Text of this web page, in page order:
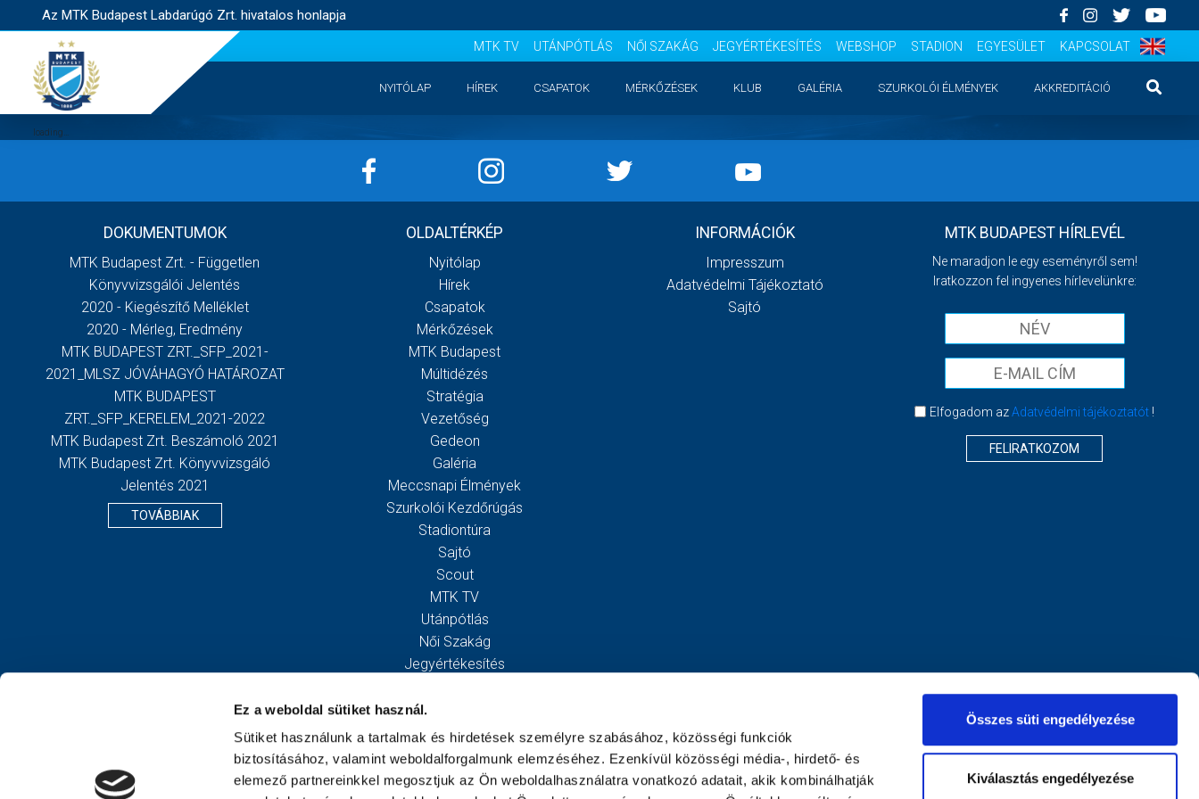
Ez a weboldal sütiket használ.
Sütiket használunk a tartalmak és hirdetések személyre szabásához, közösségi funkciók
biztosításához, valamint weboldalforgalmunk elemzéséhez. Ezenkívül közösségi média-, hirdető- és
elemező partnereinkkel megosztjuk az Ön weboldalhasználatra vonatkozó adatait, akik kombinálhatják
Összes süti engedélyezése
Kiválasztás engedélyezése
Az MTK Budapest Labdarúgó Zrt. hivatalos honlapja
MTK TV UTÁNPÓTLÁS NŐI SZAKÁG JEGYÉRTÉKESÍTÉS WEBSHOP STADION EGYESÜLET KAPCSOLAT
NYITÓLAP HÍREK CSAPATOK MÉRKŐZÉSEK KLUB GALÉRIA SZURKOLÓI ÉLMÉNYEK AKKREDITÁCIÓ
DOKUMENTUMOK
MTK Budapest Zrt. - Független
Könyvvizsgálói Jelentés
2020 - Kiegészítő Melléklet
2020 - Mérleg, Eredmény
MTK BUDAPEST ZRT._SFP_2021-
2021_MLSZ JÓVÁHAGYÓ HATÁROZAT
MTK BUDAPEST
ZRT._SFP_KERELEM_2021-2022
MTK Budapest Zrt. Beszámoló 2021
MTK Budapest Zrt. Könyvvizsgáló
Jelentés 2021
TOVÁBBIAK
OLDALTÉRKÉP
Nyitólap
Hírek
Csapatok
Mérkőzések
MTK Budapest
Múltidézés
Stratégia
Vezetőség
Gedeon
Galéria
Meccsnapi Élmények
Szurkolói Kezdőrúgás
Stadiontúra
Sajtó
Scout
MTK TV
Utánpótlás
Női Szakág
Jegyértékesítés
Egyesület
Kapcsolat
INFORMÁCIÓK
Impresszum
Adatvédelmi Tájékoztató
Sajtó
MTK BUDAPEST HÍRLEVÉL
Ne maradjon le egy eseményről sem!
Iratkozzon fel ingyenes hírlevelünkre:
Elfogadom azAdatvédelmi tájékoztatót !
FELIRATKOZOM